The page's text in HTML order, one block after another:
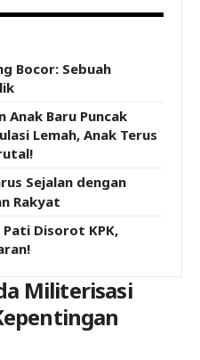
Bocor: Sebuah
Anak Baru Puncak
Lemah, Anak Terus
Sejalan dengan
Rakyat
Disorot KPK,
Militerisasi